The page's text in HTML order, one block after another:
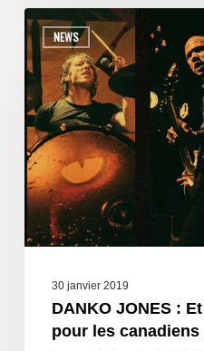
NEWS
30 janvier 2019
DANKO JONES :
pour les canadiens